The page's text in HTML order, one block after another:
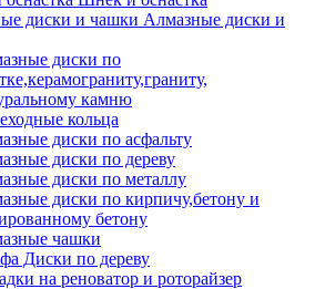
Алмазные диски и
диски по
камню
кольца
диски по асфальту
диски по дереву
диски по металлу
диски по кирпичу,бетону и
бетону
чашки
Диски по дереву
на реноватор и роторайзер